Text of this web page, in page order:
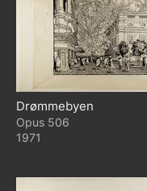
Drømmebyen
506
1971